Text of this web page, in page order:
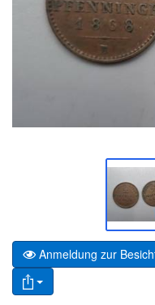
Anmeldung zur